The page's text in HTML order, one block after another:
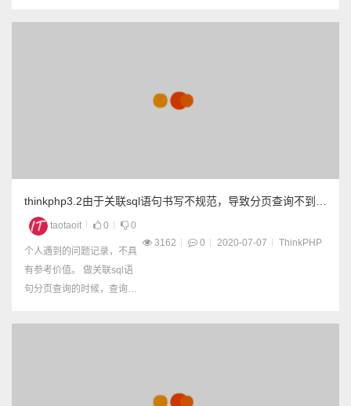
thinkphp3.2由于关联sql语句书写不规范，导致分页查询不到总
条数 taotaoit 0
0
3162
0 2020-07-07 ThinkPHP
个人遇到的问题记录，不具
有参考价值。 做关联sql语
句分页查询的时候，查询不
如图： 这是怎么回事？ 把s